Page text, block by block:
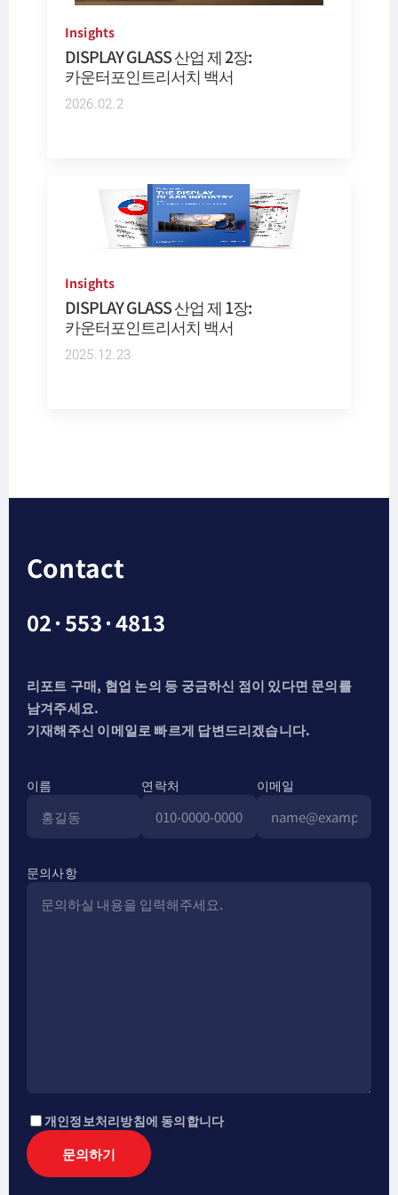
Insights
DISPLAY GLASS 산업 제 2장:
카운터포인트리서치 백서
2026.02.2
Insights
DISPLAY GLASS 산업 제 1장:
카운터포인트리서치 백서
2025.12.23
Contact
02·553·4813
리포트 구매, 협업 논의 등 궁금하신 점이 있다면 문의를
남겨주세요.
기재해주신 이메일로 빠르게 답변드리겠습니다.
이름 연락처 이메일
문의사항
개인정보처리방침에 동의합니다
문의하기